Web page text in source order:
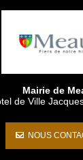
Mairie de
de Ville
NOUS